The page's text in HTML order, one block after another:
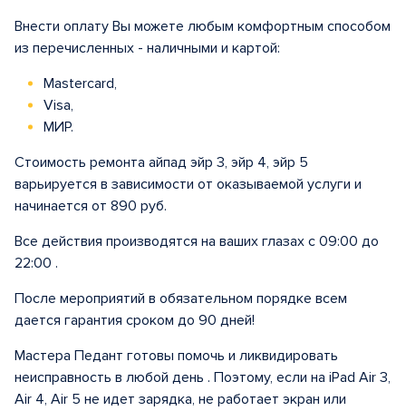
Внести оплату Вы можете любым комфортным способом
из перечисленных - наличными и картой:
Mastercard,
Visa,
МИР.
Стоимость ремонта айпад эйр 3, эйр 4, эйр 5
варьируется в зависимости от оказываемой услуги и
начинается от 890 руб.
Все действия производятся на ваших глазах с 09:00 до
22:00 .
После мероприятий в обязательном порядке всем
дается гарантия сроком до 90 дней!
Мастера Педант готовы помочь и ликвидировать
неисправность в любой день . Поэтому, если на iPad Air 3,
Air 4, Air 5 не идет зарядка, не работает экран или